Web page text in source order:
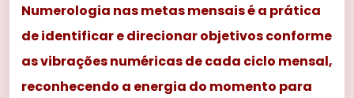
Numerologia nas metas mensais é a prática
de identificar e direcionar objetivos conforme
as vibrações numéricas de cada ciclo mensal,
reconhecendo a energia do momento para